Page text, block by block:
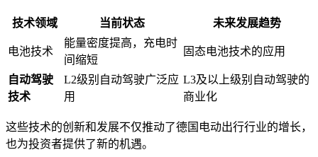
技术领域 当前状态 未来发展趋势
电池技术
能量密度提高，充电时
间缩短
固态电池技术的应用
自动驾驶
技术
L2级别自动驾驶广泛应
用
L3及以上级别自动驾驶的
商业化
这些技术的创新和发展不仅推动了德国电动出行行业的增长，
也为投资者提供了新的机遇。